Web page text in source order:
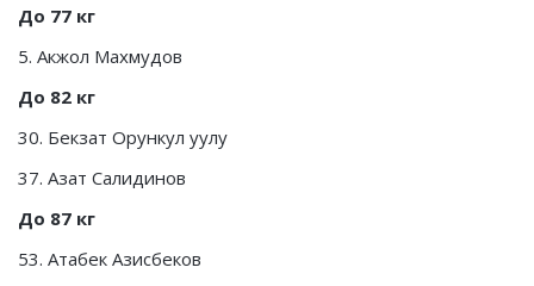
До 77 кг
5. Акжол Махмудов
До 82 кг
30. Бекзат Орункул уулу
37. Азат Салидинов
До 87 кг
53. Атабек Азисбеков